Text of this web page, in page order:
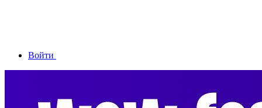
Войти